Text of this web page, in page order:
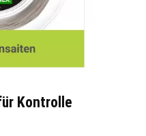
Kontrolle